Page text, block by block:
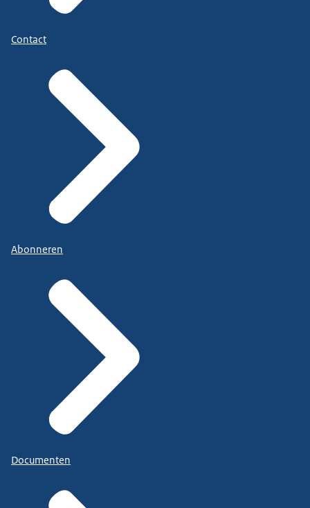
Contact
Abonneren
Documenten